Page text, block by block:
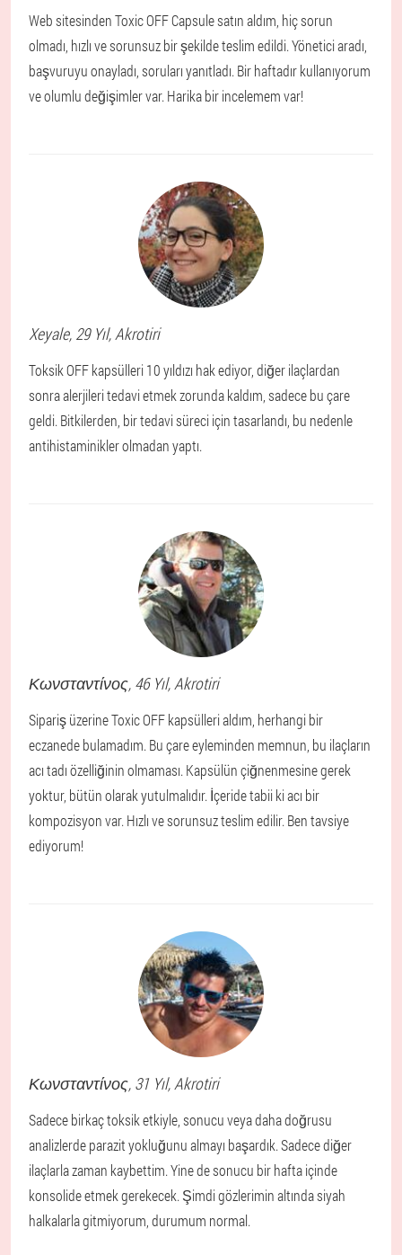
Web sitesinden Toxic OFF Capsule satın aldım, hiç sorun
olmadı, hızlı ve sorunsuz bir şekilde teslim edildi. Yönetici aradı,
başvuruyu onayladı, soruları yanıtladı. Bir haftadır kullanıyorum
ve olumlu değişimler var. Harika bir incelemem var!
Xeyale, 29 Yıl,Akrotiri
Toksik OFF kapsülleri 10 yıldızı hak ediyor, diğer ilaçlardan
sonra alerjileri tedavi etmek zorunda kaldım, sadece bu çare
geldi. Bitkilerden, bir tedavi süreci için tasarlandı, bu nedenle
antihistaminikler olmadan yaptı.
Κωνσταντίνος, 46 Yıl,Akrotiri
Sipariş üzerine Toxic OFF kapsülleri aldım, herhangi bir
eczanede bulamadım. Bu çare eyleminden memnun, bu ilaçların
acı tadı özelliğinin olmaması. Kapsülün çiğnenmesine gerek
yoktur, bütün olarak yutulmalıdır. İçeride tabii ki acı bir
kompozisyon var. Hızlı ve sorunsuz teslim edilir. Ben tavsiye
ediyorum!
Κωνσταντίνος, 31 Yıl,Akrotiri
Sadece birkaç toksik etkiyle, sonucu veya daha doğrusu
analizlerde parazit yokluğunu almayı başardık. Sadece diğer
ilaçlarla zaman kaybettim. Yine de sonucu bir hafta içinde
konsolide etmek gerekecek. Şimdi gözlerimin altında siyah
halkalarla gitmiyorum, durumum normal.